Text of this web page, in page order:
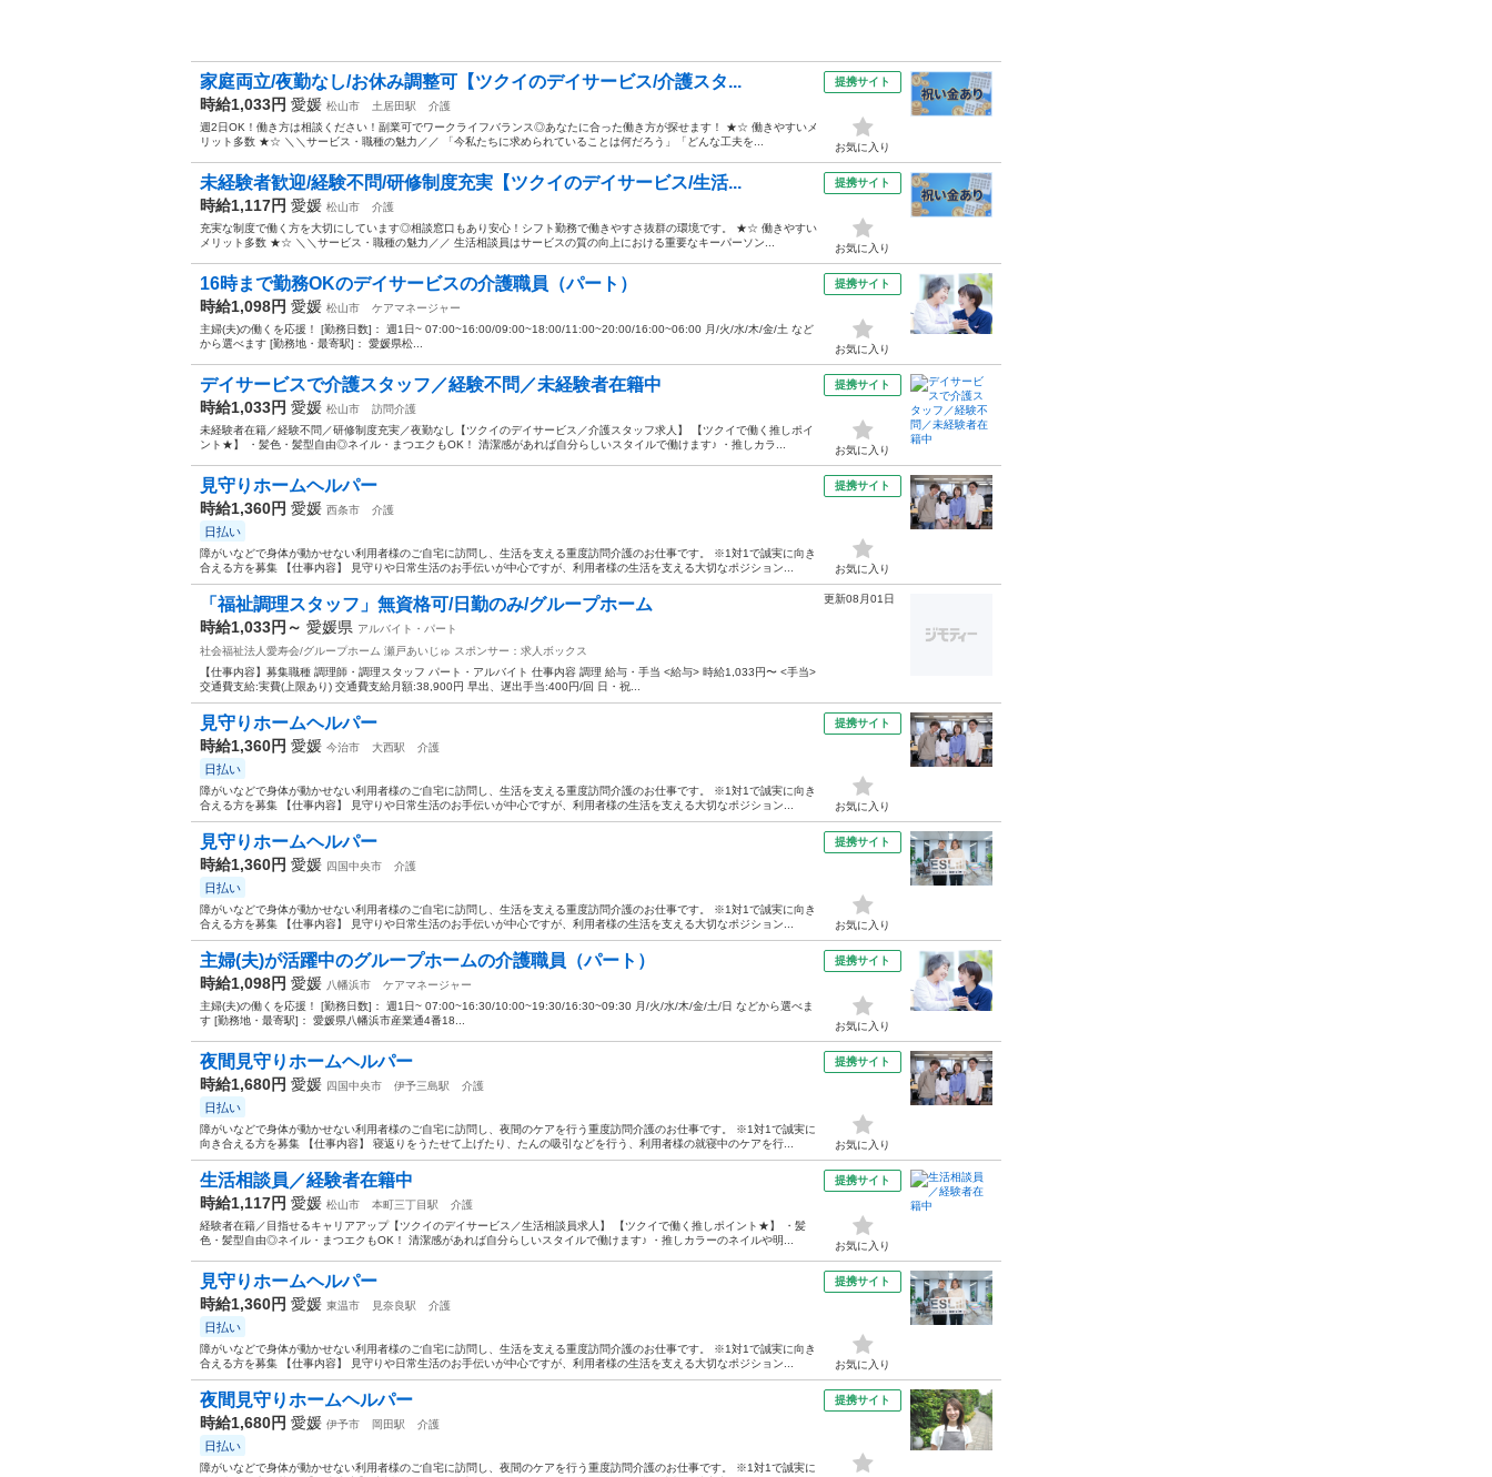
家庭両立/夜勤なし/お休み調整可【ツクイのデイサービス/介護スタ...
時給1,033円 愛媛 松山市 土居田駅
介護
週2日OK！働き方は相談ください！副業可でワークライフバランス◎あなたに合った働き方が探せます！ ★☆ 働きやすいメ
リット多数 ★☆ ＼＼サービス・職種の魅力／／ 「今私たちに求められていることは何だろう」「どんな工夫を...
提携サイト
お気に入り
未経験者歓迎/経験不問/研修制度充実【ツクイのデイサービス/生活...
時給1,117円 愛媛 松山市
介護
充実な制度で働く方を大切にしています◎相談窓口もあり安心！シフト勤務で働きやすさ抜群の環境です。 ★☆ 働きやすい
メリット多数 ★☆ ＼＼サービス・職種の魅力／／ 生活相談員はサービスの質の向上における重要なキーパーソン...
提携サイト
お気に入り
16時まで勤務OKのデイサービスの介護職員（パート）
時給1,098円 愛媛 松山市
ケアマネージャー
主婦(夫)の働くを応援！ [勤務日数]： 週1日~ 07:00~16:00/09:00~18:00/11:00~20:00/16:00~06:00 月/火/水/木/金/土 など
から選べます [勤務地・最寄駅]： 愛媛県松...
提携サイト
お気に入り
デイサービスで介護スタッフ／経験不問／未経験者在籍中
時給1,033円 愛媛 松山市
訪問介護
未経験者在籍／経験不問／研修制度充実／夜勤なし【ツクイのデイサービス／介護スタッフ求人】 【ツクイで働く推しポイ
ント★】 ・髪色・髪型自由◎ネイル・まつエクもOK！ 清潔感があれば自分らしいスタイルで働けます♪ ・推しカラ...
提携サイト
お気に入り
見守りホームヘルパー
時給1,360円 愛媛 西条市 介護
日払い
障がいなどで身体が動かせない利用者様のご自宅に訪問し、生活を支える重度訪問介護のお仕事です。 ※1対1で誠実に向き
合える方を募集 【仕事内容】 見守りや日常生活のお手伝いが中心ですが、利用者様の生活を支える大切なポジション...
提携サイト
お気に入り
「福祉調理スタッフ」無資格可/日勤のみ/グループホーム
時給1,033円～ 愛媛県 アルバイト・パート
社会福祉法人愛寿会/グループホーム 瀬戸あいじゅ スポンサー：求人ボックス
【仕事内容】募集職種 調理師・調理スタッフ パート・アルバイト 仕事内容 調理 給与・手当 <給与> 時給1,033円〜 <手当>
交通費支給:実費(上限あり) 交通費支給月額:38,900円 早出、遅出手当:400円/回 日・祝...
更新08月01日
見守りホームヘルパー
時給1,360円 愛媛 今治市 大西駅 介護
日払い
障がいなどで身体が動かせない利用者様のご自宅に訪問し、生活を支える重度訪問介護のお仕事です。 ※1対1で誠実に向き
合える方を募集 【仕事内容】 見守りや日常生活のお手伝いが中心ですが、利用者様の生活を支える大切なポジション...
提携サイト
お気に入り
見守りホームヘルパー
時給1,360円 愛媛 四国中央市 介護
日払い
障がいなどで身体が動かせない利用者様のご自宅に訪問し、生活を支える重度訪問介護のお仕事です。 ※1対1で誠実に向き
合える方を募集 【仕事内容】 見守りや日常生活のお手伝いが中心ですが、利用者様の生活を支える大切なポジション...
提携サイト
お気に入り
主婦(夫)が活躍中のグループホームの介護職員（パート）
時給1,098円 愛媛 八幡浜市
ケアマネージャー
主婦(夫)の働くを応援！ [勤務日数]： 週1日~ 07:00~16:30/10:00~19:30/16:30~09:30 月/火/水/木/金/土/日 などから選べま
す [勤務地・最寄駅]： 愛媛県八幡浜市産業通4番18...
提携サイト
お気に入り
夜間見守りホームヘルパー
時給1,680円 愛媛 四国中央市 伊予三島駅 介護
日払い
障がいなどで身体が動かせない利用者様のご自宅に訪問し、夜間のケアを行う重度訪問介護のお仕事です。 ※1対1で誠実に
向き合える方を募集 【仕事内容】 寝返りをうたせて上げたり、たんの吸引などを行う、利用者様の就寝中のケアを行...
提携サイト
お気に入り
生活相談員／経験者在籍中
時給1,117円 愛媛 松山市 本町三丁目駅
介護
経験者在籍／目指せるキャリアアップ【ツクイのデイサービス／生活相談員求人】 【ツクイで働く推しポイント★】 ・髪
色・髪型自由◎ネイル・まつエクもOK！ 清潔感があれば自分らしいスタイルで働けます♪ ・推しカラーのネイルや明...
提携サイト
お気に入り
見守りホームヘルパー
時給1,360円 愛媛 東温市 見奈良駅 介護
日払い
障がいなどで身体が動かせない利用者様のご自宅に訪問し、生活を支える重度訪問介護のお仕事です。 ※1対1で誠実に向き
合える方を募集 【仕事内容】 見守りや日常生活のお手伝いが中心ですが、利用者様の生活を支える大切なポジション...
提携サイト
お気に入り
夜間見守りホームヘルパー
時給1,680円 愛媛 伊予市 岡田駅 介護
日払い
障がいなどで身体が動かせない利用者様のご自宅に訪問し、夜間のケアを行う重度訪問介護のお仕事です。 ※1対1で誠実に
提携サイト